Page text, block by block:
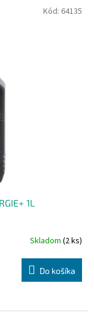
1L
Skladom (2 ks)
Do košíka
Kód: 64135